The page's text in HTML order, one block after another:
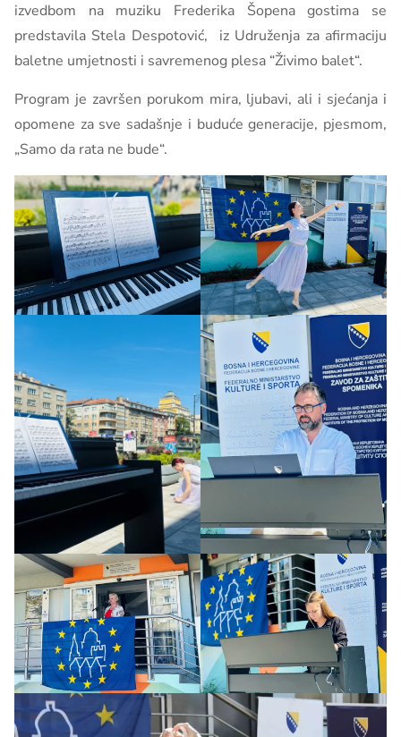
izvedbom na muziku Frederika Šopena gostima se
predstavila Stela Despotović, iz Udruženja za afirmaciju
baletne umjetnosti i savremenog plesa “Živimo balet“.
Program je završen porukom mira, ljubavi, ali i sjećanja i
opomene za sve sadašnje i buduće generacije, pjesmom,
„Samo da rata ne bude“.